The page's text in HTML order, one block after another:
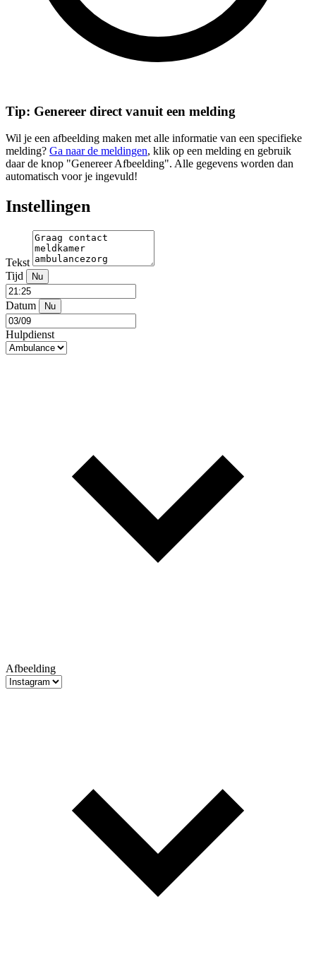
Tip: Genereer direct vanuit een melding
Wil je een afbeelding maken met alle informatie van een specifieke
melding? Ga naar de meldingen, klik op een melding en gebruik
daar de knop "Genereer Afbeelding". Alle gegevens worden dan
automatisch voor je ingevuld!
Instellingen
Tekst
Tijd
Nu
Datum Nu
Hulpdienst
Afbeelding